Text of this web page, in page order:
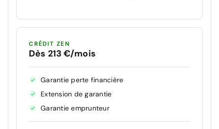
CRÉDIT ZEN
Dès 213 €/mois
Garantie perte financière
Extension de garantie
Garantie emprunteur